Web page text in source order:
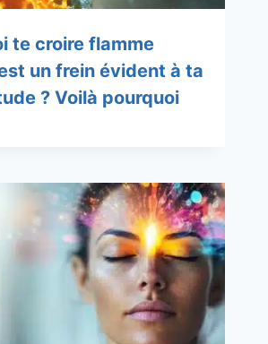
te croire flamme
un frein évident à ta
? Voilà pourquoi